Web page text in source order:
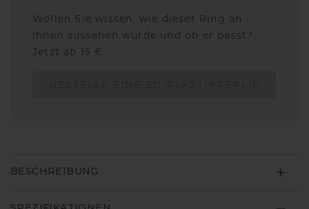
Wollen Sie wissen, wie dieser Ring an
Ihnen aussehen würde und ob er passt?
Jetzt ab 15 €.
BESCHREIBUNG